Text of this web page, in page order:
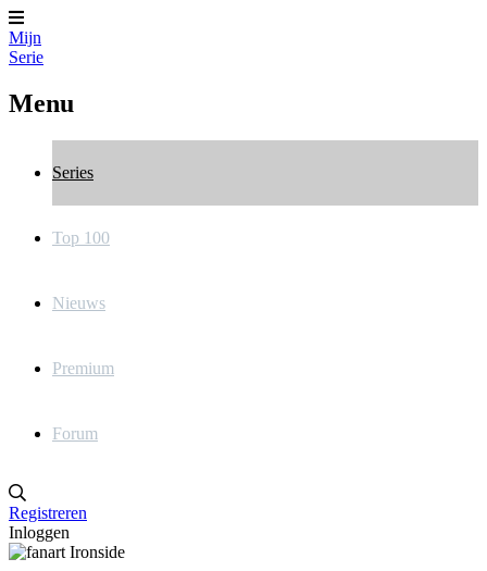
Mijn
Serie
Menu
Series
Top 100
Nieuws
Premium
Forum
Registreren
Inloggen